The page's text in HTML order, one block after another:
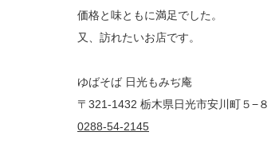
価格と味ともに満足でした。
又、訪れたいお店です。
ゆばそば 日光もみぢ庵
〒321-1432 栃木県日光市安川町５−８
0288-54-2145